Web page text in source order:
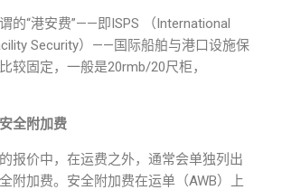
的“港安费”——即ISPS （International
Security）——国际船舶与港口设施保
较固定，一般是20rmb/20尺柜，
全附加费
报价中，在运费之外，通常会单独列出
附加费。安全附加费在运单（AWB）上